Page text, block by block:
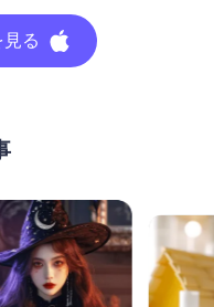
る